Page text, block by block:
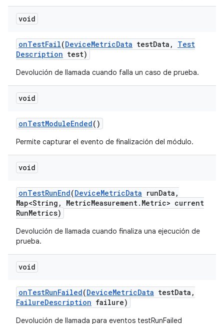
void
onTestFail(DeviceMetricData testData ,
Test
Description test)
Devolución de llamada cuando falla un caso de prueba.
void
onTestModuleEnded()
Permite capturar el evento de finalización del módulo.
void
onTestRunEnd(DeviceMetricData runData ,
Map<String , MetricMeasurement. Metric> current
RunMetrics)
Devolución de llamada cuando finaliza una ejecución de
prueba.
void
onTestRunFailed(DeviceMetricData testData ,
FailureDescription failure)
Devolución de llamada para eventos testRunFailed